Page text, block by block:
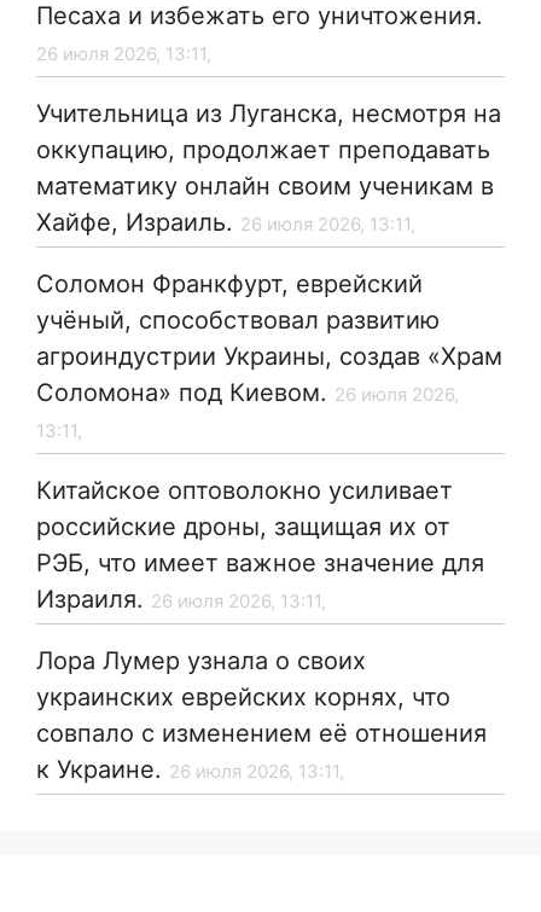
Песаха и избежать его уничтожения.
26 июля 2026, 13:11,
Учительница из Луганска, несмотря на
оккупацию, продолжает преподавать
математику онлайн своим ученикам в
Хайфе, Израиль. 26 июля 2026, 13:11,
Соломон Франкфурт, еврейский
учёный, способствовал развитию
агроиндустрии Украины, создав «Храм
Соломона» под Киевом. 26 июля 2026,
13:11,
Китайское оптоволокно усиливает
российские дроны, защищая их от
РЭБ, что имеет важное значение для
Израиля. 26 июля 2026, 13:11,
Лора Лумер узнала о своих
украинских еврейских корнях, что
совпало с изменением её отношения
к Украине. 26 июля 2026, 13:11,